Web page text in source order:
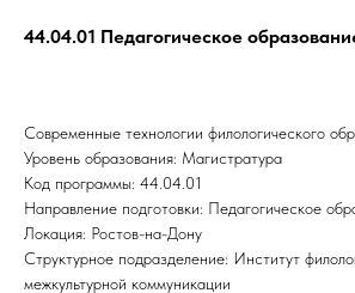
44.04.01 Педагогическое
Современные технологии филологического
Уровень образования: Магистратура
Код программы: 44.04.01
Направление подготовки: Педагогическое
Локация: Ростов-на-Дону
Структурное подразделение: Институт
межкультурной коммуникации